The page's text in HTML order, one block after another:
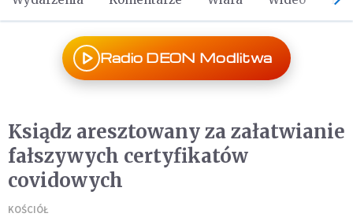
Radio DEON Modlitwa
Ksiądz aresztowany za załatwianie
fałszywych certyfikatów
covidowych
KOŚCIÓŁ